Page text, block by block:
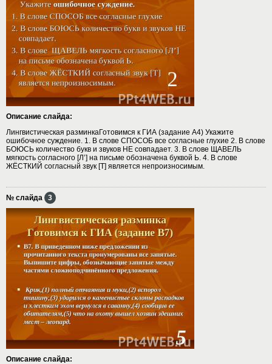
Описание слайда:
Лингвистическая разминкаГотовимся к ГИА (задание А4) Укажите
ошибочное суждение. 1. В слове СПОСОБ все согласные глухие 2. В слове
БОЮСЬ количество букв и звуков НЕ совпадает. 3. В слове ЩАВЕЛЬ
мягкость согласного [Л’] на письме обозначена буквой Ь. 4. В слове
ЖЁСТКИЙ согласный звук [Т] является непроизносимым.
№ слайда 3
Описание слайда: